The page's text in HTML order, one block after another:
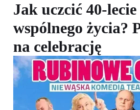
Jak uczcić 40-lecie
wspólnego życia?
na celebrację